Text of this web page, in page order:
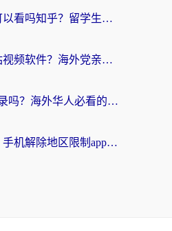
央视影音在海外可以看吗知乎？留学生亲测：3步解决地域限制+追剧自由
在国外怎么看咪咕视频软件？海外党亲测有效的回国加速方案
12123在国外能登录吗？海外华人必看的回国加速实用指南
海外党追剧必备：手机解除地区限制app怎么选？解决央视视频&国内剧地区限制全指南